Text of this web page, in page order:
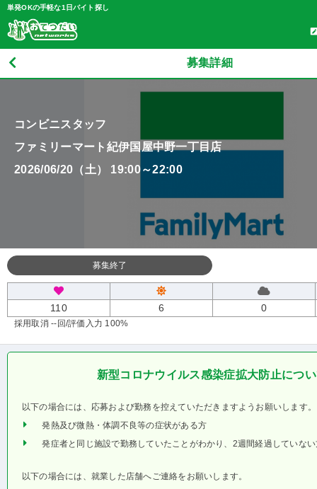
単発OKの手軽な1日バイト探し
募集詳細
コンビニスタッフ
ファミリーマート紀伊国屋中野一丁目店
2026/06/20（土） 19:00～22:00
募集終了
110 6 0
採用取消 --回/評価入力 100%
新型コロナウイルス感染症拡大防止につ
以下の場合には、応募および勤務を控えていただきますようお願いします。
発熱及び微熱・体調不良等の症状がある方
発症者と同じ施設で勤務していたことがわかり、2週間経過していな
以下の場合には、就業した店舗へご連絡をお願いします。